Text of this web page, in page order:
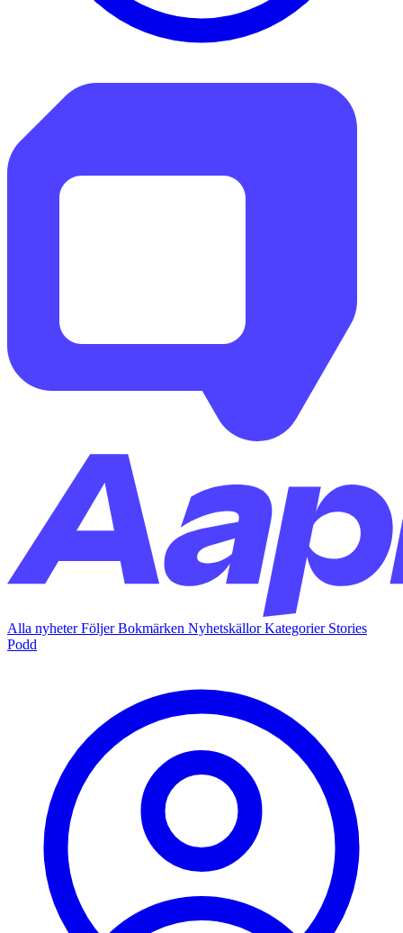
Alla nyheterFöljerBokmärken NyhetskällorKategorier Stories
Podd